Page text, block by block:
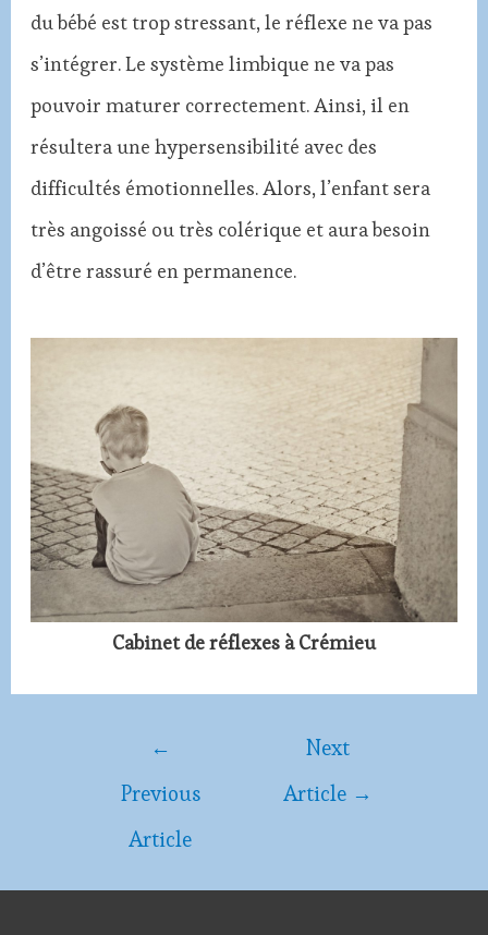
du bébé est trop stressant, le réflexe ne va pas
s’intégrer. Le système limbique ne va pas
pouvoir maturer correctement. Ainsi, il en
résultera une hypersensibilité avec des
difficultés émotionnelles. Alors, l’enfant sera
très angoissé ou très colérique et aura besoin
d’être rassuré en permanence.
Cabinet de réflexes à Crémieu
Navigation
l’article
←
Previous
Article
Next
Article →